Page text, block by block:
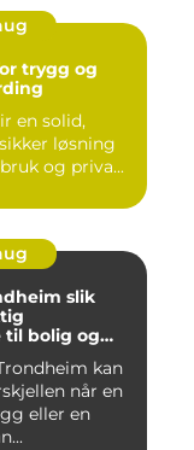
trygg og
en solid,
løsning
og priva...
slik
til bolig og
kan
når en
eller en